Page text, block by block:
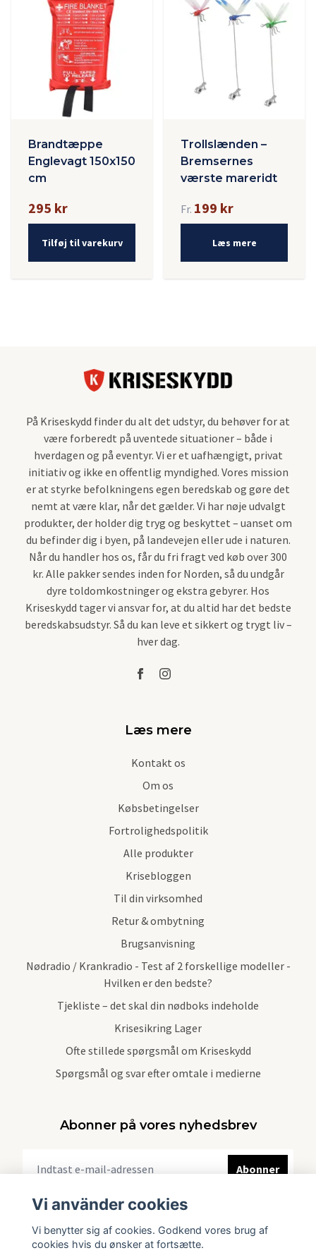
Brandtæppe
Englevagt 150x150
cm
295 kr
Tilføj til varekurv
Trollslænden –
Bremsernes
værste mareridt
Fr. 199 kr
Læs mere
På Kriseskydd finder du alt det udstyr, du behøver for at
være forberedt på uventede situationer – både i
hverdagen og på eventyr. Vi er et uafhængigt, privat
initiativ og ikke en offentlig myndighed. Vores mission
er at styrke befolkningens egen beredskab og gøre det
nemt at være klar, når det gælder. Vi har nøje udvalgt
produkter, der holder dig tryg og beskyttet – uanset om
du befinder dig i byen, på landevejen eller ude i naturen.
Når du handler hos os, får du fri fragt ved køb over 300
kr. Alle pakker sendes inden for Norden, så du undgår
dyre toldomkostninger og ekstra gebyrer. Hos
Kriseskydd tager vi ansvar for, at du altid har det bedste
beredskabsudstyr. Så du kan leve et sikkert og trygt liv –
hver dag.
Læs mere
Kontakt os
Om os
Købsbetingelser
Fortrolighedspolitik
Alle produkter
Krisebloggen
Til din virksomhed
Retur & ombytning
Brugsanvisning
Nødradio / Krankradio - Test af 2 forskellige modeller -
Hvilken er den bedste?
Tjekliste – det skal din nødboks indeholde
Krisesikring Lager
Ofte stillede spørgsmål om Kriseskydd
Spørgsmål og svar efter omtale i medierne
Abonner på vores nyhedsbrev
Abonner
Vi använder cookies
Vi benytter sig af cookies. Godkend vores brug af
cookies hvis du ønsker at fortsætte.